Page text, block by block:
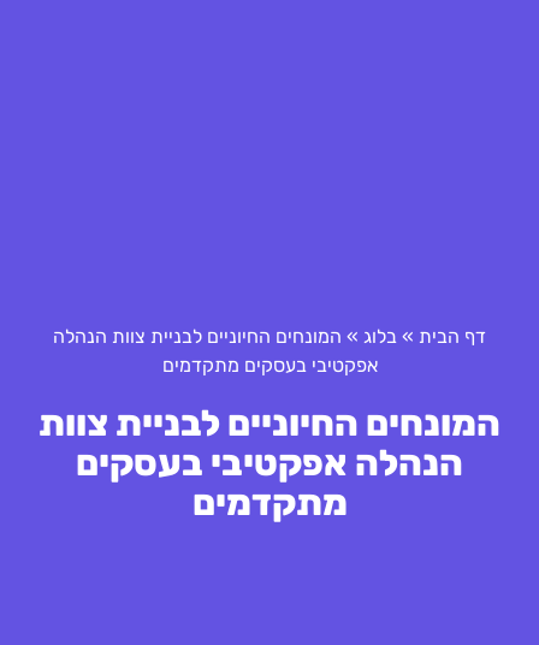
דף הבית » בלוג » המונחים החיוניים לבניית צוות הנהלה
אפקטיבי בעסקים מתקדמים
המונחים החיוניים לבניית צוות
הנהלה אפקטיבי בעסקים
מתקדמים